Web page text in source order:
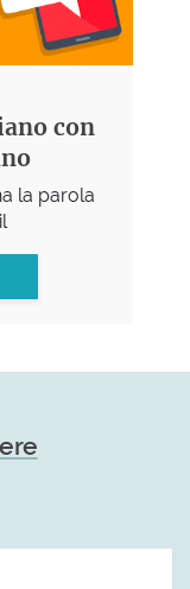
con
la parola